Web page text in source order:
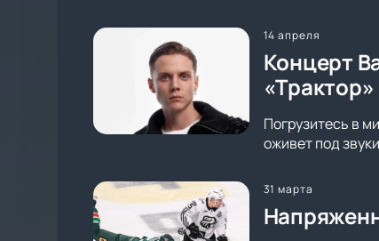
14 апреля
Концерт
«Трактор»
Погрузитесь в
оживет под
31 марта